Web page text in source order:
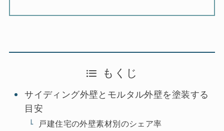
もくじ
サイディング外壁とモルタル外壁を塗装する
目安
戸建住宅の外壁素材別のシェア率